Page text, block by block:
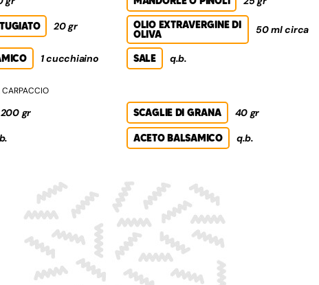
20 gr OLIO EXTRAVERGINE DI
OLIVA 50 ml circa
1 cucchiaino SALE q.b.
CARPACCIO
200 gr SCAGLIE DI GRANA 40 gr
ACETO BALSAMICO q.b.